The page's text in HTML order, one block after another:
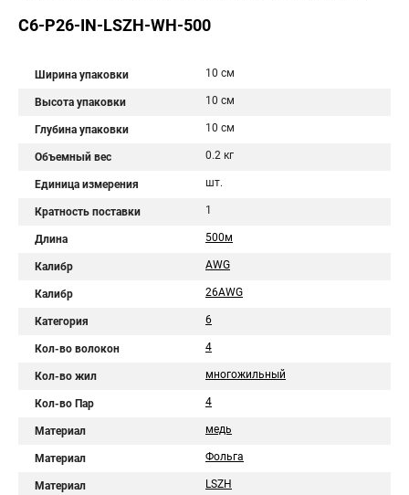
C6-P26-IN-LSZH-WH-500
Ширина упаковки 10 см
Высота упаковки 10 см
Глубина упаковки 10 см
Объемный вес 0.2 кг
Единица измерения шт.
Кратность поставки 1
Длина 500м
Калибр AWG
Калибр 26AWG
Категория 6
Кол-во волокон 4
Кол-во жил многожильный
Кол-во Пар 4
Материал медь
Материал Фольга
Материал LSZH